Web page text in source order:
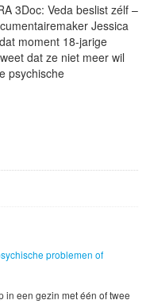
3Doc: Veda beslist zélf –
Jessica
moment 18-jarige
dat ze niet meer wil
psychische
problemen of
een gezin met één of twee